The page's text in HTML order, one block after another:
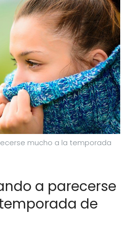
mucho a la temporada
a parecerse
de